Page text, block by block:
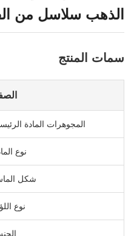
الذهب سلاسل من
سمات المنتج
المجوهرات المادة
نوع
شكل
نوع